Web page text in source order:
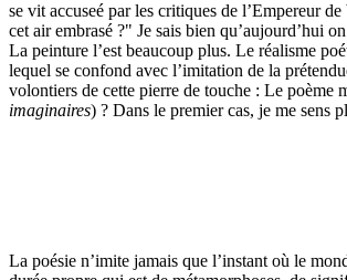
se vit accuseé par les critiques de l’Empereur
cet air embrasé ?" Je sais bien qu’aujourd’hui
La peinture l’est beaucoup plus. Le réalisme
lequel se confond avec l’imitation de la
volontiers de cette pierre de touche : Le poème
imaginaires) ? Dans le premier cas, je me sens
La poésie n’imite jamais que l’instant où le